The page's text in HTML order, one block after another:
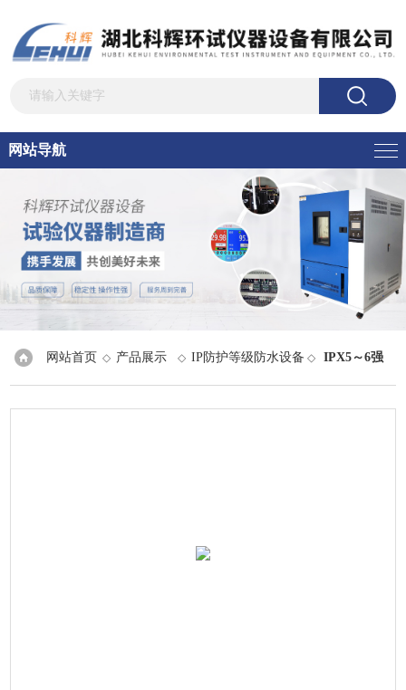
网站导航
网站首页 ◇ 产品展示 ◇IP防护等级防水设备 ◇IPX5～6强
冲水试验设备> IP×5/IP×6/IPX6K防水试验装置